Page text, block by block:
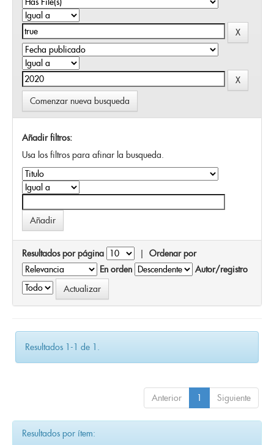
Comenzar nueva busqueda
Añadir filtros:
Usa los filtros para afinar la busqueda.
Resultados por página | Ordenar por
En orden
Autor/registro
Resultados 1-1 de 1.
Anterior 1 Siguiente
Resultados por ítem: